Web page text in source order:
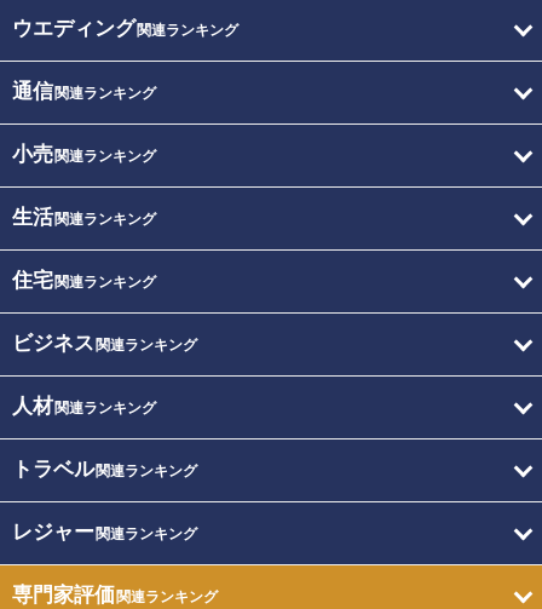
ウエディング関連ランキング
通信関連ランキング
小売関連ランキング
生活関連ランキング
住宅関連ランキング
ビジネス 関連ランキング
人材関連ランキング
トラベル関連ランキング
レジャー関連ランキング
専門家評価関連ランキング